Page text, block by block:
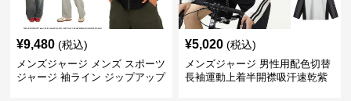
¥9,480 (税込)
メンズジャージ メンズ スポーツ
ジャージ 袖ライン ジップアップ
¥5,020 (税込)
メンズジャージ 男性用配色切替
長袖運動上着半開襟吸汗速乾紫